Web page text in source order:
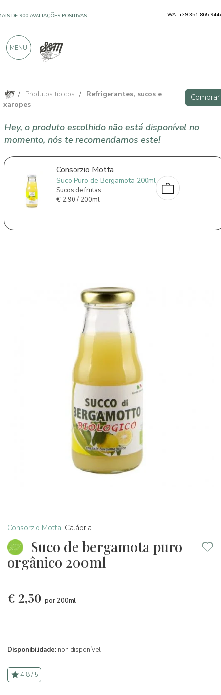
/ Produtos típicos / Refrigerantes, sucos e
xaropes
Comprar
Hey, o produto escolhido não está disponível no
momento, nós te recomendamos este!
Consorzio Motta
Suco Puro de Bergamota 200ml
Sucos de frutas
€2,90 / 200ml
Consorzio Motta, Calábria
Suco de bergamota puro
orgânico 200ml
€ 2,50 por 200ml
Disponibilidade: non disponível
4.8 / 5
DE 900 AVALIAÇÕES POSITIVAS WA: +39 351 865
MENU